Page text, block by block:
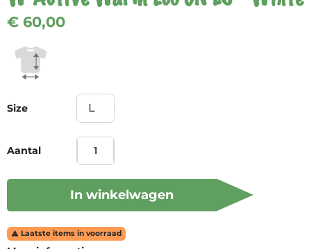
€ 60,00
Size
Aantal
In winkelwagen
 Laatste items in voorraad